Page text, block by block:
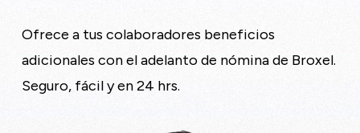
Ofrece a tus colaboradores beneficios
adicionales con el adelanto de nómina de Broxel.
Seguro, fácil y en 24 hrs.